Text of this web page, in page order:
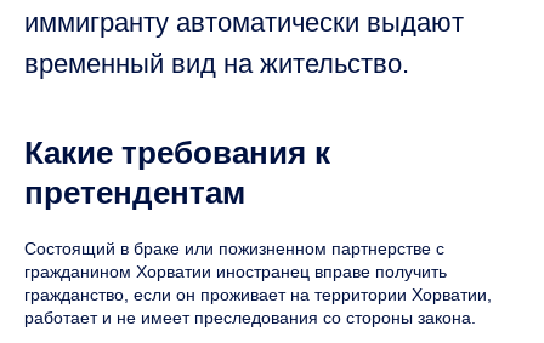
иммигранту автоматически выдают
временный вид на жительство.
Какие требования к
претендентам
Состоящий в браке или пожизненном партнерстве с
гражданином Хорватии иностранец вправе получить
гражданство, если он проживает на территории Хорватии,
работает и не имеет преследования со стороны закона.